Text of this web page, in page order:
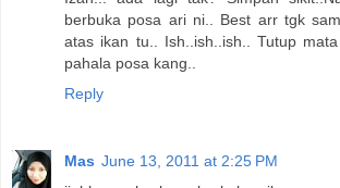
berbuka posa ari ni.. Best arr tgk
atas ikan tu.. Ish..ish..ish.. Tutup
pahala posa kang..
Reply
Mas June 13, 2011 at 2:25 PM